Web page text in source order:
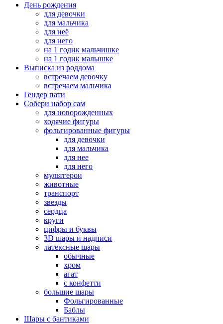
День рождения
для девочки
для мальчика
для неё
для него
на 1 годик мальчишке
на 1 годик малышке
Выписка из роддома
встречаем девочку
встречаем мальчика
Гендер пати
Собери набор сам
для новорожденных
ходячие фигуры
фольгированные фигуры
для девочки
для мальчика
для нее
для него
мультгерои
животные
транспорт
звезды
сердца
круги
цифры и буквы
3D шары и надписи
латексные шары
обычные
хром
агат
с конфетти
большие шары
Фольгированные
Баблы
Шары с бантиками